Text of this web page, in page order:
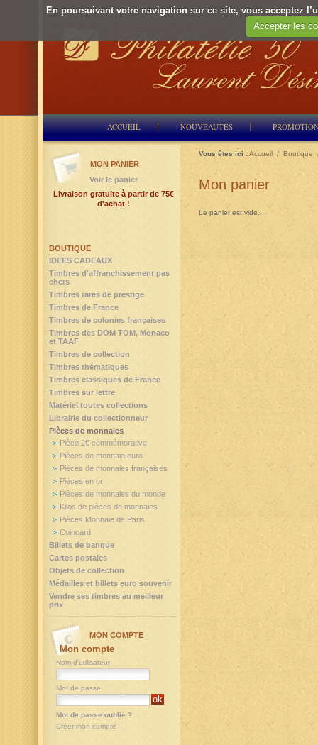
En poursuivant votre navigation sur ce site, vous acceptez
Accepter les
ACCUEIL NOUVEAUTÉS
Vous êtes ici :Accueil / Boutique
Mon panier
Le panier est vide....
BOUTIQUE
IDEES CADEAUX
Timbres d'affranchissement pas
chers
Timbres rares de prestige
Timbres de France
Timbres de colonies françaises
Timbres des DOM TOM, Monaco
et TAAF
Timbres de collection
Timbres thématiques
Timbres classiques de France
Timbres sur lettre
Matériel toutes collections
Librairie du collectionneur
Pièces de monnaies
Pièce 2€ commémorative
Pièces de monnaie euro
Pièces de monnaies françaises
Pièces en or
Pièces de monnaies du monde
Kilos de pièces de monnaies
Pièces Monnaie de Paris
Coincard
Billets de banque
Cartes postales
Objets de collection
Médailles et billets euro souvenir
Vendre ses timbres au meilleur
prix
MON PANIER
Voir le panier
Livraison gratuite à partir de 75€
d'achat !
MON COMPTE
Mon compte
Nom d'utilisateur
Mot de passe
Mot de passe oublié ?
Créer mon compte